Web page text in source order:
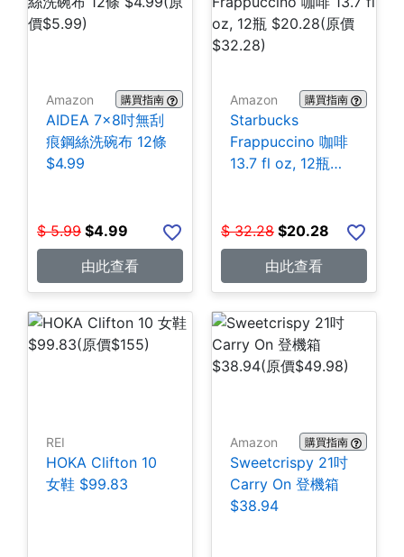
Amazon 購買指南
AIDEA 7×8吋無刮
痕鋼絲洗碗布 12條
$4.99
$ 5.99 $4.99
由此查看
Amazon 購買指南
Starbucks
Frappuccino 咖啡
13.7 fl oz, 12瓶
$ 32.28 $20.28
由此查看
REI
HOKA Clifton 10
女鞋 $99.83
Amazon 購買指南
Sweetcrispy 21吋
Carry On 登機箱
$38.94